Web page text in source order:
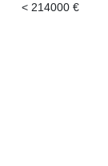
< 214000 €